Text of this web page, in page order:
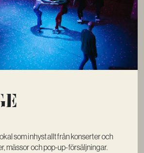
som inhyst allt från konserter och
mässor och pop-up-försäljningar.